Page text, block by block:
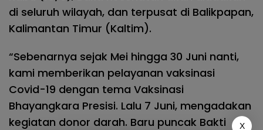
di seluruh wilayah, dan terpusat di Balikpapan,
Kalimantan Timur (Kaltim).
“Sebenarnya sejak Mei hingga 30 Juni nanti,
kami memberikan pelayanan vaksinasi
Covid-19 dengan tema Vaksinasi
Bhayangkara Presisi. Lalu 7 Juni, mengadakan
kegiatan donor darah. Baru puncak Bakti
X